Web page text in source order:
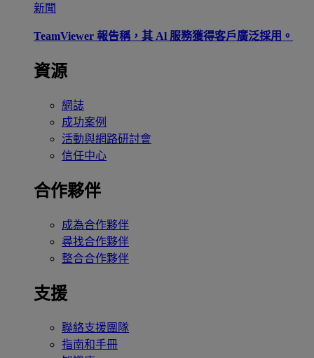
新聞
TeamViewer 報告稱，其 Al 服務獲得客戶廣泛採用。
資源
網誌
成功案例
活動與網路研討會
信任中心
合作夥伴
成為合作夥伴
尋找合作夥伴
整合合作夥伴
支援
聯絡支援團隊
指南和手冊